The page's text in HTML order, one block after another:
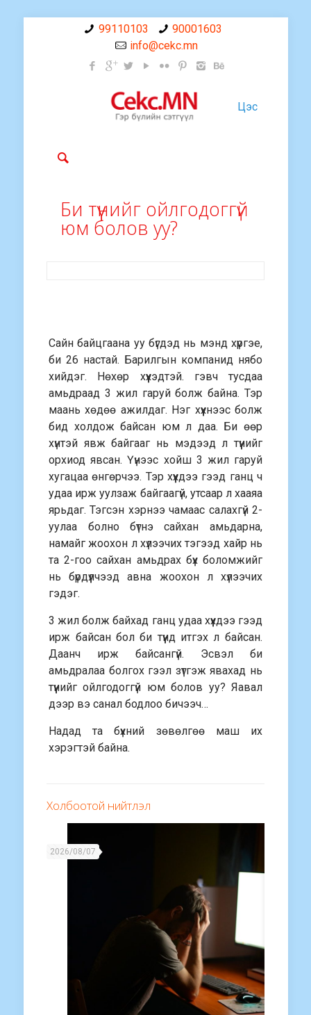
99110103
90001603
info@cekc.mn
Цэс
Би түүнийг ойлгодоггүй
юм болов уу?
Сайн байцгаана уу бүгдэд нь мэнд хүргэе,
би 26 настай. Барилгын компанид нябо
хийдэг. Нөхөр хүүхэдтэй. гэвч тусдаа
амьдраад 3 жил гаруй болж байна. Тэр
маань хөдөө ажилдаг. Нэг хүүхнээс болж
бид холдож байсан юм л даа. Би өөр
хүнтэй явж байгааг нь мэдээд л түүнийг
орхиод явсан. Үүнээс хойш 3 жил гаруй
хугацаа өнгөрчээ. Тэр хүүхдээ гээд ганц ч
удаа ирж уулзаж байгаагүй, утсаар л хааяа
ярьдаг. Тэгсэн хэрнээ чамаас салахгүй 2-
уулаа болно бүтнэ сайхан амьдарна,
намайг жоохон л хүлээчих тэгээд хайр нь
та 2-гоо сайхан амьдрах бүх боломжийг
нь бүрдүүлчээд авна жоохон л хүлээчих
гэдэг.
3 жил болж байхад ганц удаа хүүхдээ гээд
ирж байсан бол би түүнд итгэх л байсан.
Даанч ирж байсангүй. Эсвэл би
амьдралаа болгох гээл зүтгэж явахад нь
түүнийг ойлгодоггүй юм болов уу? Яавал
дээр вэ санал бодлоо бичээч…
Надад та бүхний зөвөлгөө маш их
хэрэгтэй байна.
Холбоотой нийтлэл
2026/08/07